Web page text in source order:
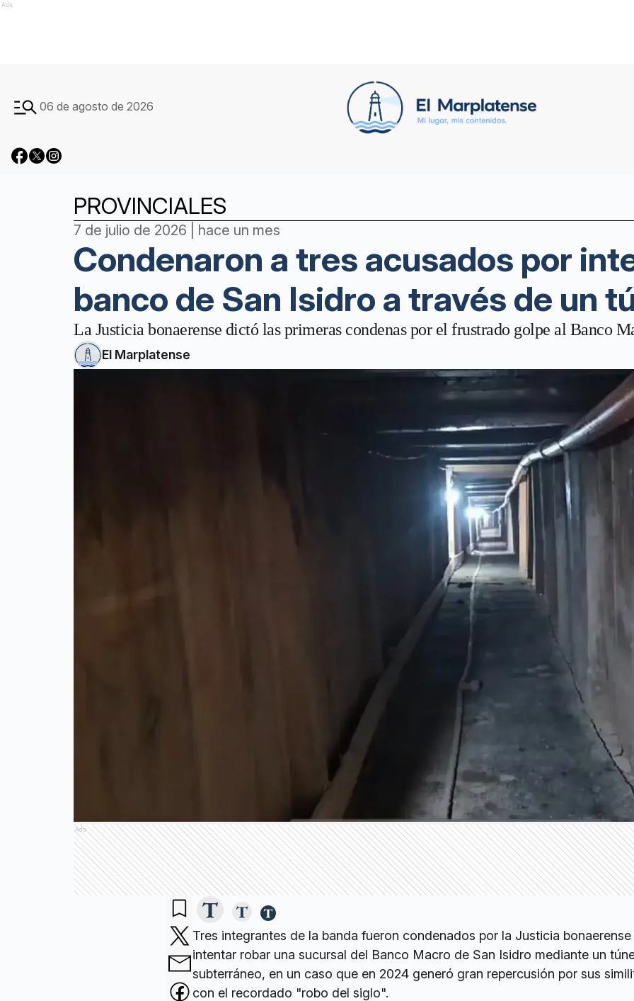
Ads
06 de agosto de 2026
PROVINCIALES
7 de julio de 2026 | hace un mes
Condenaron a tres acusados por
banco de San Isidro a través de un
La Justicia bonaerense dictó las primeras condenas por el frustrado golpe al Banco
El Marplatense
Ads
Tres integrantes de la banda fueron condenados por la Justicia
intentar robar una sucursal del Banco Macro de San Isidro mediante un
subterráneo, en un caso que en 2024 generó gran repercusión por sus
con el recordado "robo del siglo".